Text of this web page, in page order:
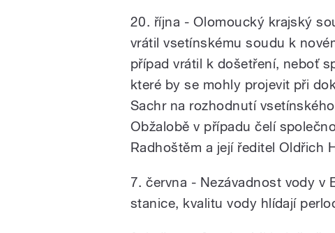
20. října - Olomoucký krajský
vrátil vsetínskému soudu k
případ vrátil k došetření, neboť
které by se mohly projevit při
Sachr na rozhodnutí
Obžalobě v případu čelí
Radhoštěm a její ředitel Oldřich
7. června - Nezávadnost vody v
stanice, kvalitu vody hlídají